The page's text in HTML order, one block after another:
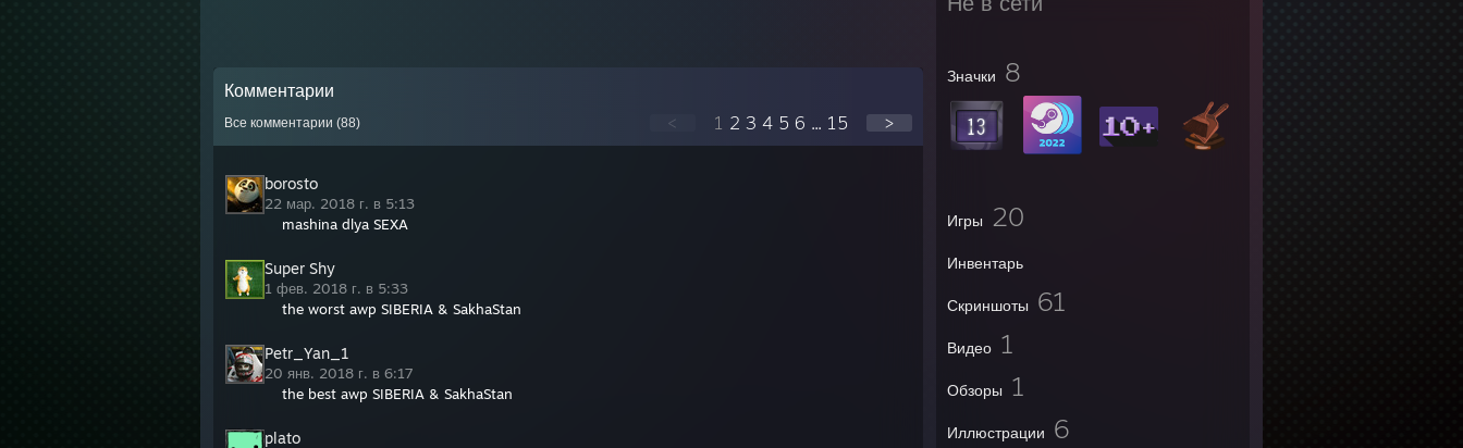
Значки 8
Игры 20
Инвентарь
Скриншоты 61
Видео 1
Обзоры 1
Иллюстрации 6
Комментарии
Все комментарии (88) < 1 2 3 4 5 6 ... 15 >
borosto
22 мар. 2018 г. в 5:13
mashina dlya SEXA
Super Shy
1 фев. 2018 г. в 5:33
the worst awp SIBERIA & SakhaStan
Petr_Yan_1
20 янв. 2018 г. в 6:17
the best awp SIBERIA & SakhaStan
plato